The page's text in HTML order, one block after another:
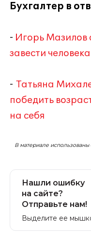
Бухгалтер в
- Игорь Мазилов
завести
- Татьяна
победить
на себя
В материале использованы
Нашли ошибку
на сайте?
Отправьте нам!
Выделите ее